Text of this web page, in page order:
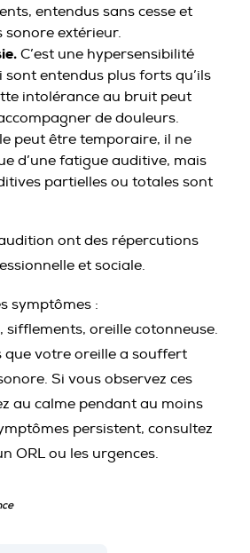
entendus sans cesse et
sonore extérieur.
C’est une hypersensibilité
entendus plus forts qu’ils
intolérance au bruit peut
de douleurs.
peut être temporaire, il ne
d’une fatigue auditive, mais
partielles ou totales sont
ont des répercutions
et sociale.
symptômes :
sifflements, oreille cotonneuse.
que votre oreille a souffert
Si vous observez ces
au calme pendant au moins
persistent, consultez
ORL ou les urgences.